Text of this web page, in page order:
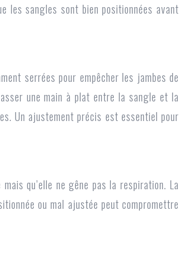
les sangles sont bien positionnées avant
serrées pour empêcher les jambes de
une main à plat entre la sangle et la
Un ajustement précis est essentiel pour
qu’elle ne gêne pas la respiration. La
ou mal ajustée peut compromettre